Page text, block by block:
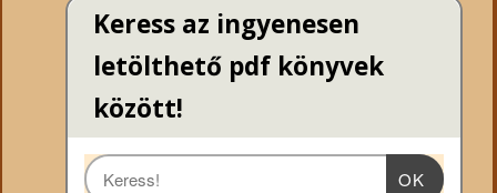
Keress az ingyenesen
letölthető pdf könyvek
között!
OK